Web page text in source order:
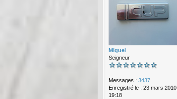
Miguel
Seigneur
Messages : 3437
Enregistré le : 23 mars 2010,
19:18